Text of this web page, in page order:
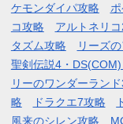
ケモンダイパ攻略
コ攻略
アルトネリ
タズム攻略
リーズ
聖剣伝説4・
リーのワンダーラン
略
ドラクエ7攻略
風来のシレン攻略